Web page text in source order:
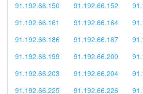
91.192.66.150
91.192.66.152
91.192.66.161
91.192.66.164
91.192.66.186
91.192.66.187
91.192.66.199
91.192.66.200
91.192.66.203
91.192.66.204
91.192.66.225
91.192.66.226